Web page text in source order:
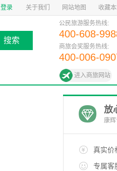
登录 关于我们 网站地图 收藏
搜索
公民旅游服务热线:
400-608-
商旅会奖服务热线:
400-006-
进入商旅网站
放
康
真实价
专属客